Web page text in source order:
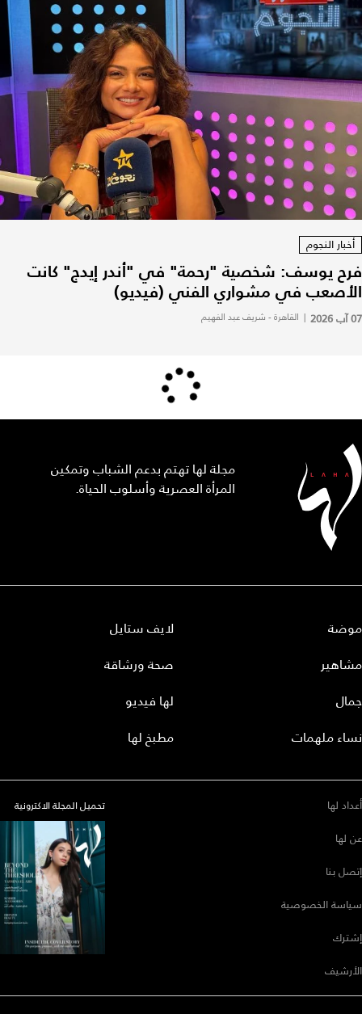
أخبار النجوم
فرح يوسف: شخصية "رحمة" في "أندر إيدج" كانت
الأصعب في مشواري الفني (فيديو)
07 آب 2026 | القاهرة - شريف عبد الفهيم
مجلة لها تهتم بدعم الشباب وتمكين
المرأة العصرية وأسلوب الحياة.
موضة
مشاهير
جمال
نساء ملهمات
لايف ستايل
صحة ورشاقة
لها فيديو
مطبخ لها
أعداد لها
عن لها
إتصل بنا
سياسة الخصوصية
إشترك
الأرشيف
تحميل المجلة الاكترونية